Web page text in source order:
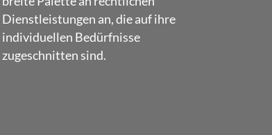
Dienstleistungen an, die auf ihre
individuellen Bedürfnisse
zugeschnitten sind.